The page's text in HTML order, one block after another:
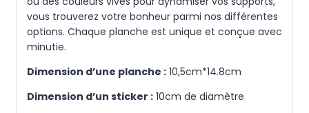
vous trouverez votre bonheur parmi nos différentes
options. Chaque planche est unique et conçue avec
minutie.
Dimension d’une planche : 10,5cm*14.8cm
Dimension d’un sticker : 10cm de diamètre